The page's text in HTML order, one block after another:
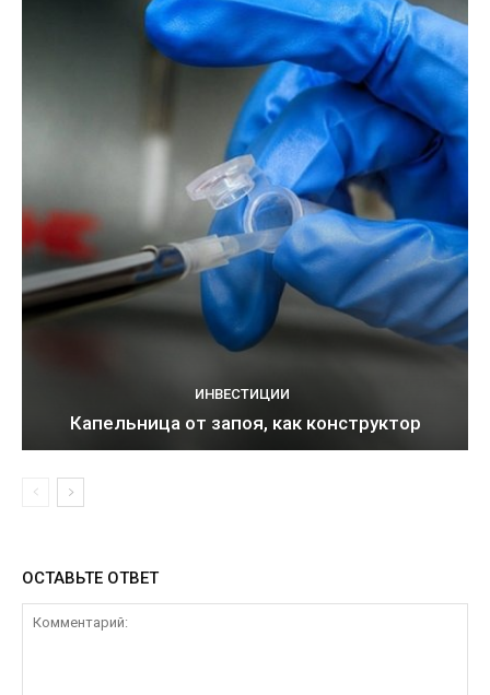
ИНВЕСТИЦИИ
Капельница от запоя, как конструктор
ОСТАВЬТЕ ОТВЕТ